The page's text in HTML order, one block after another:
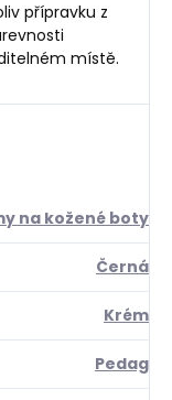
přípravku z
místě.
na kožené boty
Černá
Krém
Pedag